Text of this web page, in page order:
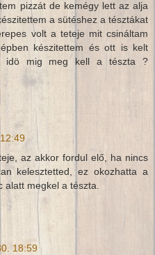
pizzát de kemégy lett az alja
a sütéshez a tésztákat
volt a teteje mit csináltam
készitettem és ott is kelt
idö mig meg kell a tészta ?
az akkor fordul elő, ha nincs
kelesztetted, ez okozhatta a
megkel a tészta.
18:59